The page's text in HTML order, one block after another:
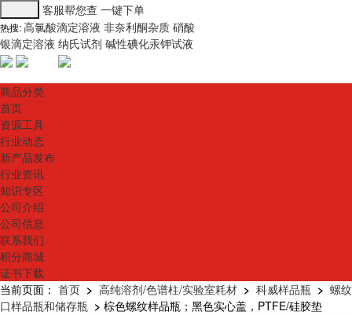
客服帮您查 一键下单
热搜:高氯酸滴定溶液 非奈利酮杂质 硝酸
银滴定溶液 纳氏试剂 碱性碘化汞钾试液
商品分类
首页
资源工具
行业动态
新产品发布
行业资讯
知识专区
公司介绍
公司信息
联系我们
积分商城
证书下载
当前页面： 首页 > 高纯溶剂/色谱柱/实验室耗材 > 科威样品瓶 > 螺纹
口样品瓶和储存瓶 > 棕色螺纹样品瓶；黑色实心盖，PTFE/硅胶垫